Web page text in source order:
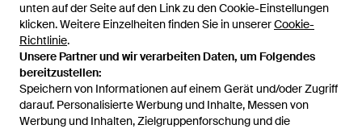
unten auf der Seite auf den Link zu den Cookie-Einstellungen
klicken. Weitere Einzelheiten finden Sie in unsererCookie-
Richtlinie.
Unsere Partner und wir verarbeiten Daten, um Folgendes
bereitzustellen:
Speichern von Informationen auf einem Gerät und/oder Zugriff
darauf. Personalisierte Werbung und Inhalte, Messen von
Werbung und Inhalten, Zielgruppenforschung und die
unten auf der Seite auf den Link zu den Cookie-Einstellungen
klicken. Weitere Einzelheiten finden Sie in unsererCookie-
Richtlinie.
Unsere Partner und wir verarbeiten Daten, um Folgendes
bereitzustellen:
Speichern von Informationen auf einem Gerät und/oder Zugriff
darauf. Personalisierte Werbung und Inhalte, Messen von
Werbung und Inhalten, Zielgruppenforschung und die